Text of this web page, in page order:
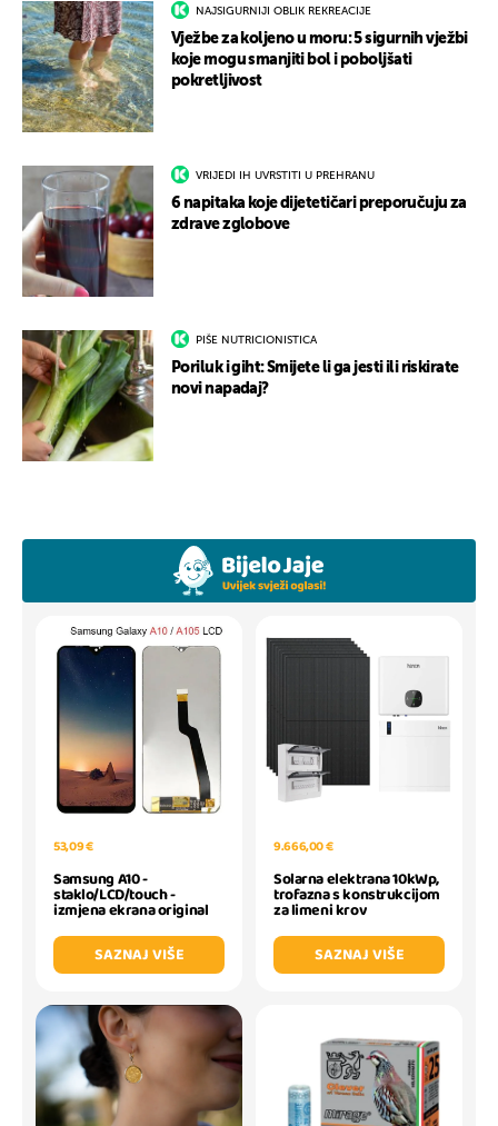
NAJSIGURNIJI OBLIK REKREACIJE
Vježbe za koljeno u moru: 5 sigurnih vježbi
koje mogu smanjiti bol i poboljšati
pokretljivost
VRIJEDI IH UVRSTITI U PREHRANU
6 napitaka koje dijetetičari preporučuju za
zdrave zglobove
PIŠE NUTRICIONISTICA
Poriluk i giht: Smijete li ga jesti ili riskirate
novi napadaj?
53,09 €
Samsung A10 -
staklo/LCD/touch -
izmjena ekrana original
SAZNAJ VIŠE
9.666,00 €
Solarna elektrana 10kWp,
trofazna s konstrukcijom
za limeni krov
SAZNAJ VIŠE